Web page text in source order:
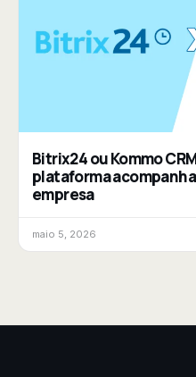
Bitrix24 ou Kommo
plataforma
empresa
maio 5, 2026